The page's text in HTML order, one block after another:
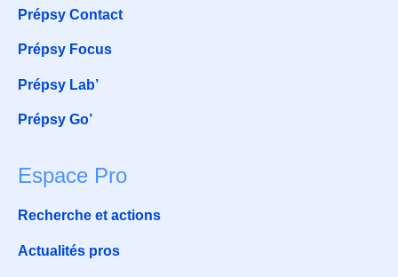
Prépsy Contact
Prépsy Focus
Prépsy Lab’
Prépsy Go’
Espace Pro
Recherche et actions
Actualités pros